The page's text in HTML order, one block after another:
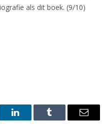
als dit boek. (9/10)
LinkedInTumblr Email